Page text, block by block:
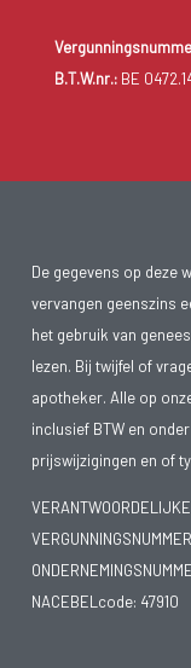
B.T.W.nr.:BE
De gegevens op deze
vervangen geenszins
het gebruik van
lezen. Bij twijfel of
apotheker. Alle op
inclusief BTW en
prijswijzigingen en of
NACEBELcode: 47910